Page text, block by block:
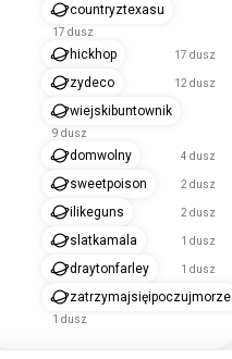
countryztexasu
17 dusz
hickhop 17 dusz
zydeco 12 dusz
wiejskibuntownik
9 dusz
domwolny 4 dusz
sweetpoison 2 dusz
ilikeguns 2 dusz
slatkamala 1 dusz
draytonfarley 1 dusz
zatrzymajsięipoczujmorze
1 dusz